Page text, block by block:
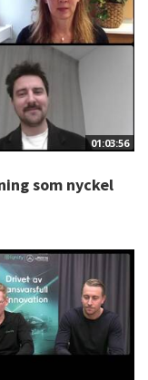
01:03:56
som nyckel